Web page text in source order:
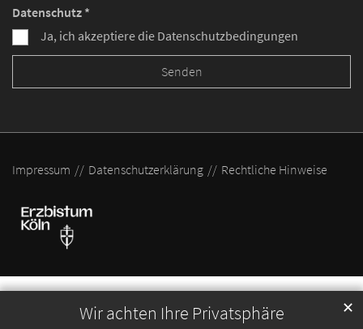
Wir achten Ihre Privatsphäre ✕
Datenschutz *
Ja, ich akzeptiere die Datenschutzbedingungen
Impressum Datenschutzerklärung Rechtliche Hinweise